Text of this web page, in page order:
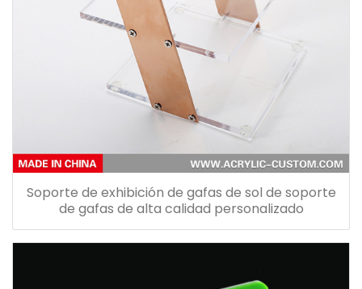
Soporte de exhibición de gafas de sol de soporte
de gafas de alta calidad personalizado